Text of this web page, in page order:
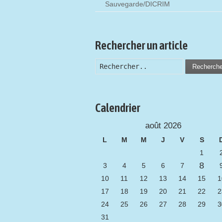
Sauvegarde/DICRIM
Rechercher un article
Calendrier
août 2026
L M M J V S
1
3
4 5 6 7 8
10
11 12 13 14 15
17
18 19 20 21 22
24
25 26 27 28 29
31